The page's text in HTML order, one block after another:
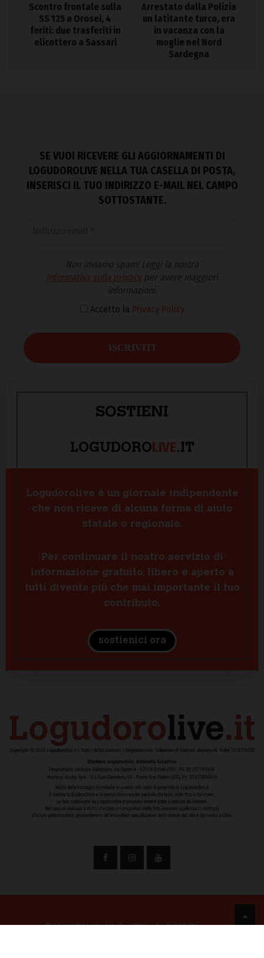
Scontro frontale sulla
SS 125 a Orosei, 4
feriti: due trasferiti in
elicottero a Sassari
Arrestato dalla Polizia
un latitante turco, era
in vacanza con la
moglie nel Nord
Sardegna
SE VUOI RICEVERE GLI AGGIORNAMENTI DI
LOGUDOROLIVE NELLA TUA CASELLA DI POSTA,
INSERISCI IL TUO INDIRIZZO E-MAIL NEL CAMPO
SOTTOSTANTE.
Non inviamo spam! Leggi la nostra
Informativa sulla privacyper avere maggiori
informazioni.
Accetto la Privacy Policy
SOSTIENI
LOGUDOROLIVE.IT
Logudorolive è un giornale indipendente
che non riceve di alcuna forma di aiuto
statale o regionale.
Per continuare il nostro servizio di
informazione gratuito, libero e aperto a
tutti diventa più che mai importante il tuo
contributo.
sostienici ora
© Copyright Logudorolive 2024 | Pubblicità